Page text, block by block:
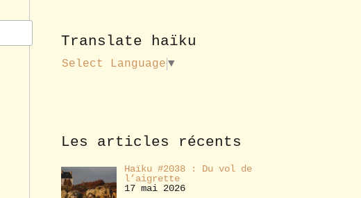
o
u
s
e
Translate haïku
Select Language ▼
Les articles récents
Haïku #2038 : Du vol de
l’aigrette
17 mai 2026